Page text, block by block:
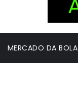
MERCADO DA BOLA